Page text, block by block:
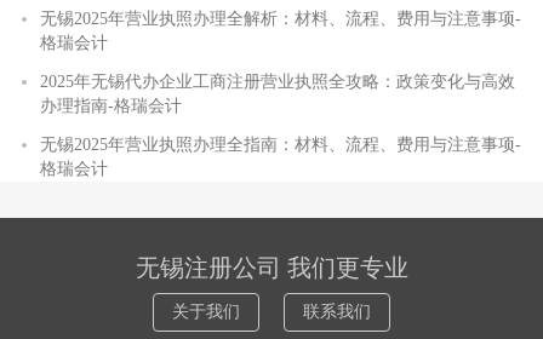
无锡2025年营业执照办理全解析：材料、流程、费用与注意事项-
格瑞会计
2025年无锡代办企业工商注册营业执照全攻略：政策变化与高效
办理指南-格瑞会计
无锡2025年营业执照办理全指南：材料、流程、费用与注意事项-
格瑞会计
无锡注册公司 我们更专业
关于我们 联系我们